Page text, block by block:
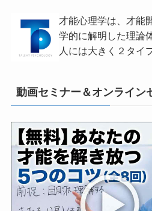
才能心理学は、才能
学的に解明した理論
人には大きく２タイ
動画セミナー＆オンライン